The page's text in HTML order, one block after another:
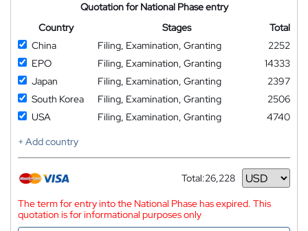
Quotation for National Phase entry
Country
Stages
Total
China
Filing, Examination, Granting
2252
EPO
Filing, Examination, Granting
14333
Japan
Filing, Examination, Granting
2397
South Korea
Filing, Examination, Granting
2506
USA
Filing, Examination, Granting
4740
+ Add country
Total:26,228
Currency
The term for entry into the National Phase has expired. This
quotation is for informational purposes only